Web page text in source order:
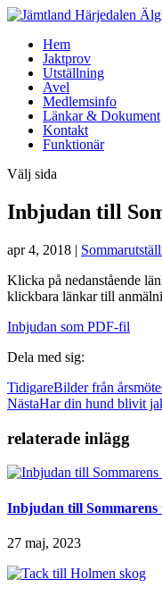
Hem
Jaktprov
Utställning
Avel
Medlemsinfo
Länkar & Dokument
Kontakt
Funktionär
Välj sida
Inbjudan till
apr 4, 2018 |
Klicka på nedanstående
klickbara länkar till
Inbjudan som PDF-fil
Dela med sig:
TidigareBilder från
NästaHar din hund blivit
relaterade inlägg
Inbjudan till
27 maj, 2023